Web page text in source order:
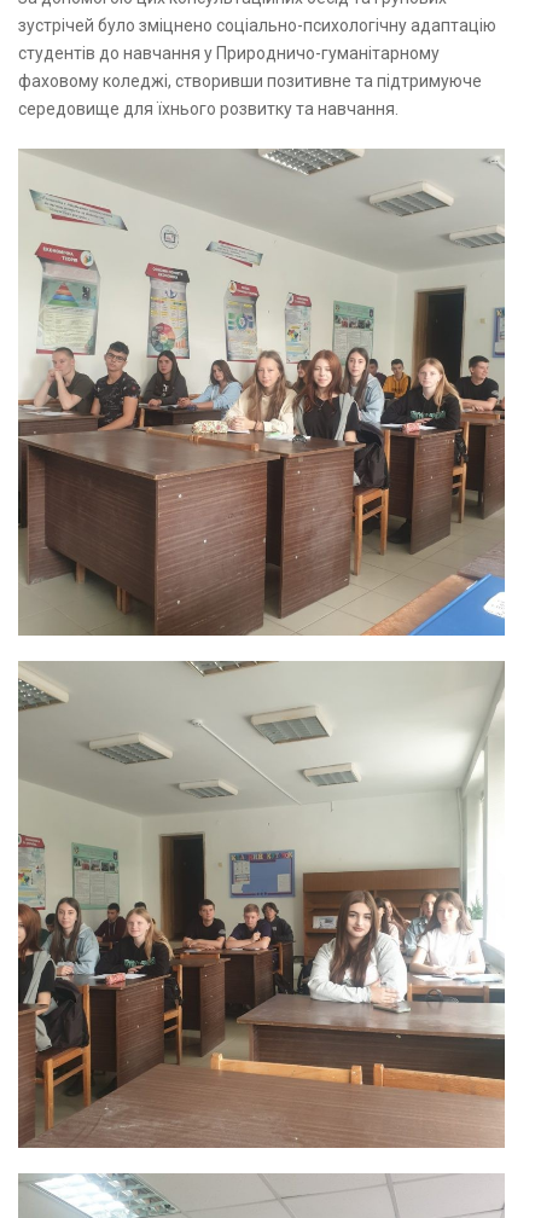
зустрічей було зміцнено соціально-психологічну адаптацію
студентів до навчання у Природничо-гуманітарному
фаховому коледжі, створивши позитивне та підтримуюче
середовище для їхнього розвитку та навчання.